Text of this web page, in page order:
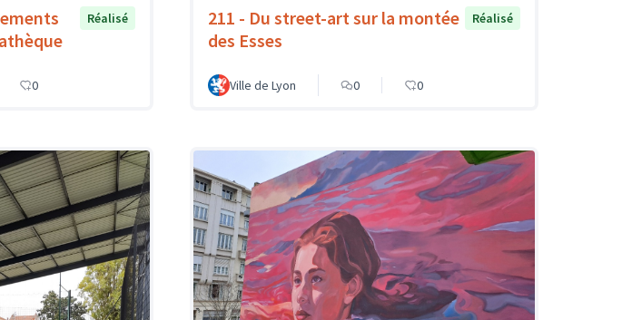
Réalisé
0
211 - Du street-art sur la montée
des Esses
Réalisé
Ville de Lyon 0 0